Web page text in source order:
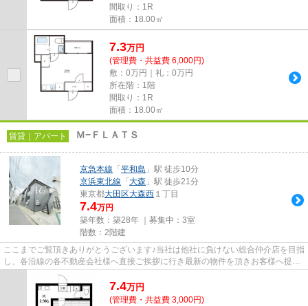
間取り：1R
面積：18.00㎡
7.3万円
(管理費・共益費 6,000円)
敷：0万円｜礼：0万円
所在階：1階
間取り：1R
面積：18.00㎡
賃貸｜アパート Ｍ−ＦＬＡＴＳ
京急本線 「 平和島 」駅 徒歩10分
京浜東北線 「 大森 」駅 徒歩21分
東京都大田区大森西 １丁目
7.4万円
築年数：築28年 ｜募集中： 3室
階数：2階建
ここまでご覧頂きありがとうございます♪当社は他社に負けない総合仲介店を目指
し、各沿線の各不動産会社様へ直接ご挨拶に行き最新の物件を頂きお客様へ提供
しております！最新の情報は...
7.4万円
(管理費・共益費 3,000円)